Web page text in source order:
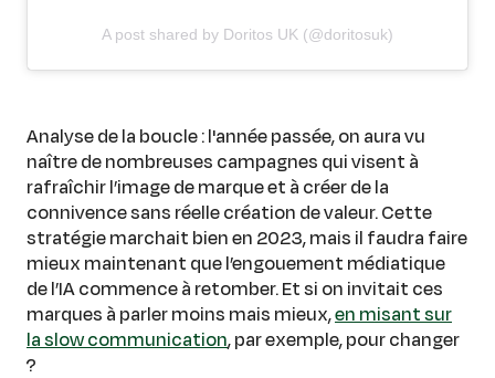
A post shared by Doritos UK (@doritosuk)
Analyse de la boucle : l'année passée, on aura vu
naître de nombreuses campagnes qui visent à
rafraîchir l’image de marque et à créer de la
connivence sans réelle création de valeur. Cette
stratégie marchait bien en 2023, mais il faudra faire
mieux maintenant que l’engouement médiatique
de l’IA commence à retomber. Et si on invitait ces
marques à parler moins mais mieux,en misant sur
la slow communication, par exemple, pour changer
?